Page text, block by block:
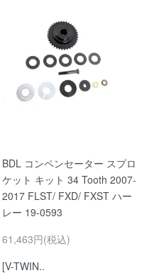
BDL コンペンセーター スプロ
ケット キット 34 Tooth 2007-
2017 FLST/ FXD/ FXST ハー
レー 19-0593
61,463円(税込)
[V-TWIN..